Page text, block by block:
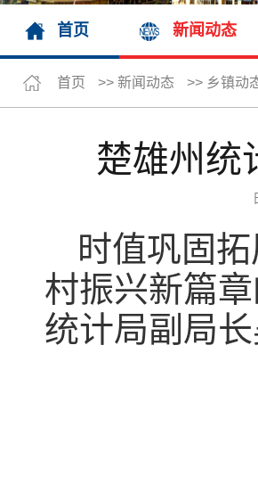
首页 新闻动态
首页 >> 新闻动态 >> 乡镇动
楚雄州统
时值巩固
村振兴新篇
统计局副局